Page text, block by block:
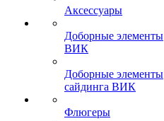
Аксессуары
Доборные элементы
ВИК
Доборные элементы
сайдинга ВИК
Флюгеры